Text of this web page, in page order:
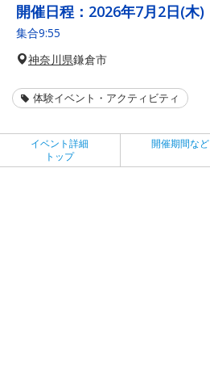
開催日程： 2026年7月2日(木)
集合9:55
神奈川県鎌倉市
体験イベント・アクティビティ
イベント詳細
トップ
開催期間など